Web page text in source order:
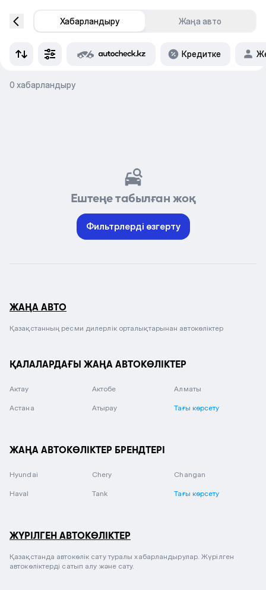
Хабарландыру Жаңа авто
Кредитке
0 хабарландыру
Ештеңе табылған жоқ
Фильтрлерді өзгерту
ЖАҢА АВТО
Қазақстанның ресми дилерлік орталықтарынан автокөліктер
ҚАЛАЛАРДАҒЫ ЖАҢА АВТОКӨЛІКТЕР
Актау Актобе Алматы
Астана Атырау Тағы көрсету
ЖАҢА АВТОКӨЛІКТЕР БРЕНДТЕРІ
Hyundai Chery Changan
Haval Tank Тағы көрсету
ЖҮРІЛГЕН АВТОКӨЛІКТЕР
Қазақстанда автокөлік сату туралы хабарландырулар. Жүрілген
автокөліктерді сатып алу және сату.